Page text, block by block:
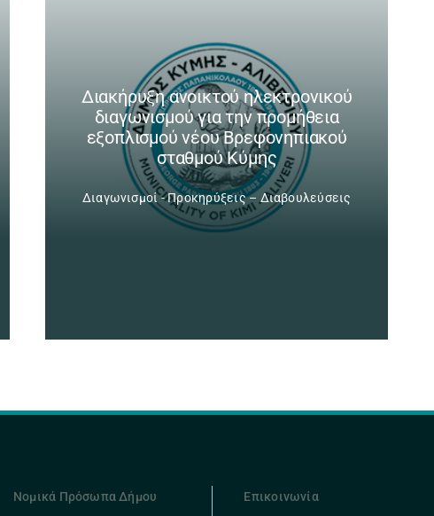
Διακήρυξη ανοικτού ηλεκτρονικού
διαγωνισμού για την προμήθεια
εξοπλισμού νέου Βρεφονηπιακού
σταθμού Κύμης
Διαγωνισμοί - Προκηρύξεις – Διαβουλεύσεις
Νομικά Πρόσωπα Δήμου Επικοινωνία